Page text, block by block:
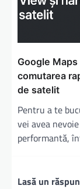
Google
comutarea
de satelit
Pentru a te
vei avea
performantă,
Lasă un